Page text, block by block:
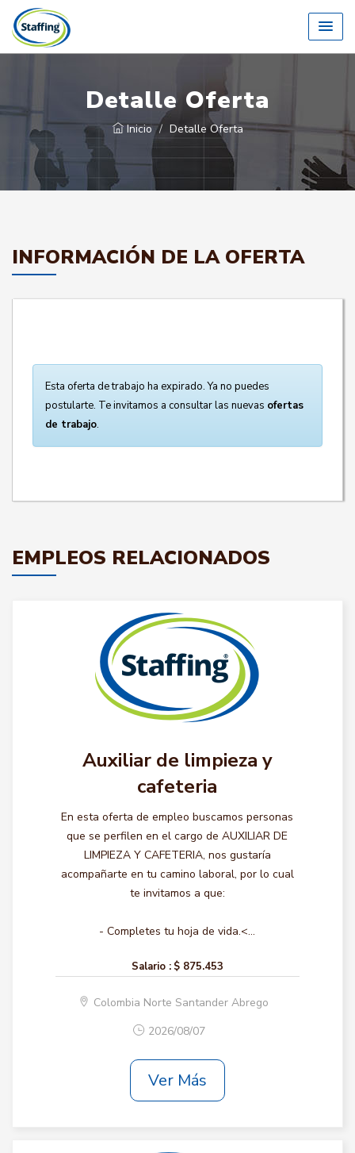
Detalle Oferta
Inicio Detalle Oferta
INFORMACIÓN DE LA OFERTA
Esta oferta de trabajo ha expirado. Ya no puedes
postularte. Te invitamos a consultar las nuevas ofertas
de trabajo.
EMPLEOS RELACIONADOS
Auxiliar de limpieza y
cafeteria
En esta oferta de empleo buscamos personas
que se perfilen en el cargo de AUXILIAR DE
LIMPIEZA Y CAFETERIA, nos gustaría
acompañarte en tu camino laboral, por lo cual
te invitamos a que:
- Completes tu hoja de vida.<...
Salario : $ 875.453
Colombia Norte Santander Abrego
2026/08/07
Ver Más